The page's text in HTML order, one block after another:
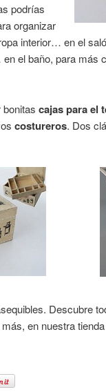
podrías
organizar
interior… en el
el baño, para más
cajas para el
costureros. Dos
Descubre
en nuestra